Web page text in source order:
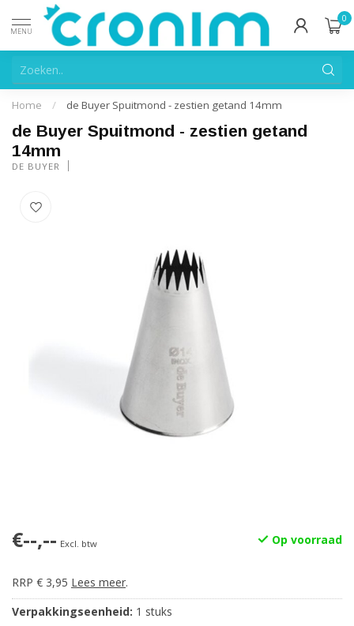
MENU
0
Home / de Buyer Spuitmond - zestien getand 14mm
de Buyer Spuitmond - zestien getand
14mm
DE BUYER
€--,-- Excl. btw Op voorraad
RRP € 3,95 Lees meer.
Verpakkingseenheid: 1 stuks